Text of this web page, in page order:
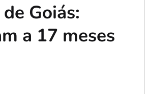
Goiás:
a 17 meses